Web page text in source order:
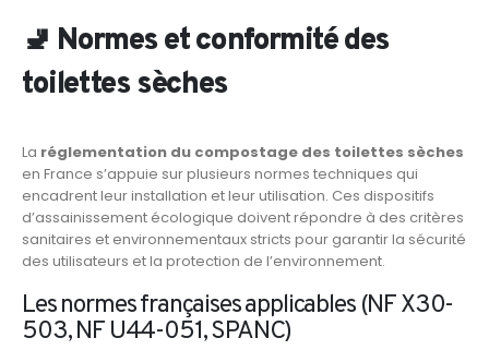
🚽 Normes et conformité des
toilettes sèches
La réglementation du compostage des toilettes sèches
en France s’appuie sur plusieurs normes techniques qui
encadrent leur installation et leur utilisation. Ces dispositifs
d’assainissement écologique doivent répondre à des critères
sanitaires et environnementaux stricts pour garantir la sécurité
des utilisateurs et la protection de l’environnement.
Les normes françaises applicables (NF X30-
503, NF U44-051, SPANC)